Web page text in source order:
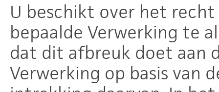
U beschikt over het
bepaalde Verwerking te
dat dit afbreuk doet aan
Verwerking op basis van